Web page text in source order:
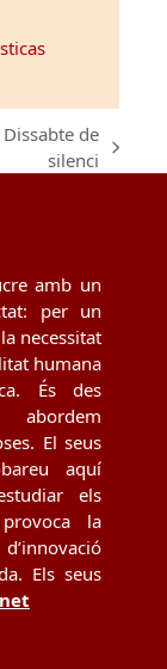
Dissabte de
silenci
amb un
per un
necessitat
humana
És des
El seus
aquí
els
la
Els seus